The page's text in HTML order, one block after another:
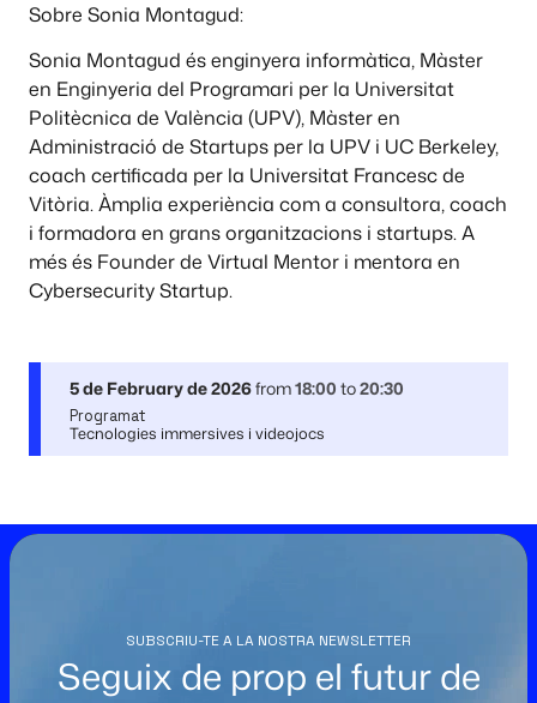
Sobre Sonia Montagud:
Sonia Montagud és enginyera informàtica, Màster
en Enginyeria del Programari per la Universitat
Politècnica de València (UPV), Màster en
Administració de Startups per la UPV i UC Berkeley,
coach certificada per la Universitat Francesc de
Vitòria. Àmplia experiència com a consultora, coach
i formadora en grans organitzacions i startups. A
més és Founder de Virtual Mentor i mentora en
Cybersecurity Startup.
5 de February de 2026from18:00 to20:30
Programat
Tecnologies immersives i videojocs
SUBSCRIU-TE A LA NOSTRA NEWSLETTER
Seguix de prop el futur de